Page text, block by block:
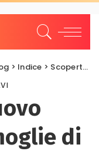
> Indice > Scoperte e scavi
di